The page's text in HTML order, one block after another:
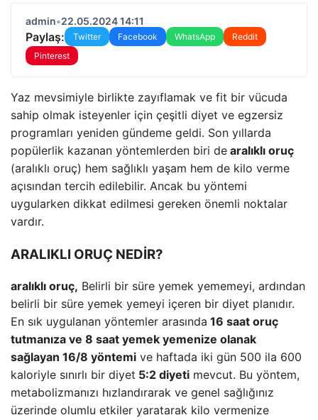
admin•22.05.2024 14:11
Paylaş: Twitter Facebook WhatsApp
Reddit
Pinterest
Yaz mevsimiyle birlikte zayıflamak ve fit bir vücuda
sahip olmak isteyenler için çeşitli diyet ve egzersiz
programları yeniden gündeme geldi. Son yıllarda
popülerlik kazanan yöntemlerden biri de aralıklı oruç
(aralıklı oruç) hem sağlıklı yaşam hem de kilo verme
açısından tercih edilebilir. Ancak bu yöntemi
uygularken dikkat edilmesi gereken önemli noktalar
vardır.
ARALIKLI ORUÇ NEDİR?
aralıklı oruç, Belirli bir süre yemek yememeyi, ardından
belirli bir süre yemek yemeyi içeren bir diyet planıdır.
En sık uygulanan yöntemler arasında 16 saat oruç
tutmanıza ve 8 saat yemek yemenize olanak
sağlayan 16/8 yöntemi ve haftada iki gün 500 ila 600
kaloriyle sınırlı bir diyet 5:2 diyeti mevcut. Bu yöntem,
metabolizmanızı hızlandırarak ve genel sağlığınız
üzerinde olumlu etkiler yaratarak kilo vermenize